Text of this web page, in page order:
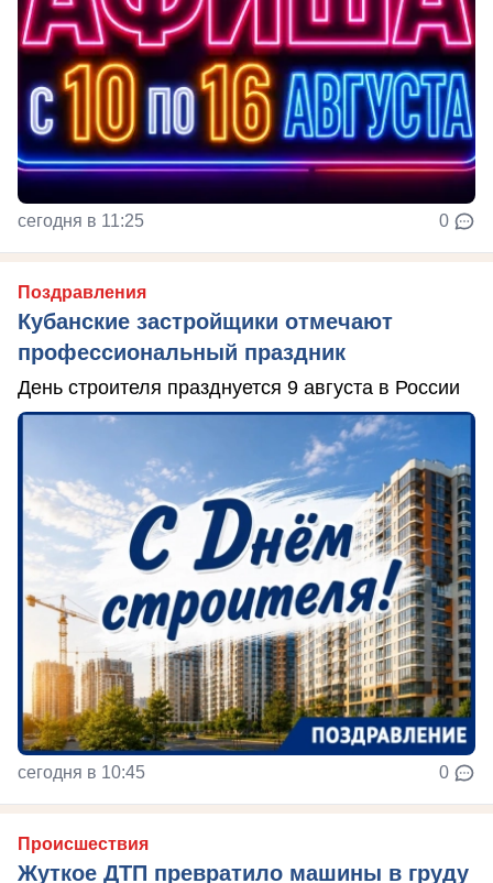
сегодня в 11:25 0
Поздравления
Кубанские застройщики отмечают
профессиональный праздник
День строителя празднуется 9 августа в России
сегодня в 10:45 0
Происшествия
Жуткое ДТП превратило машины в груду